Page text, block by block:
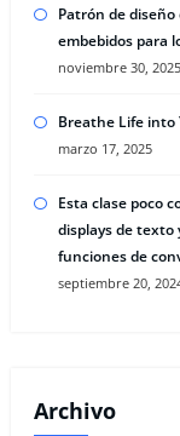
Patrón de
embebidos para
noviembre 30, 2025
Breathe Life into
marzo 17, 2025
Esta clase poco
displays de texto
funciones de
septiembre 20,
Archivo